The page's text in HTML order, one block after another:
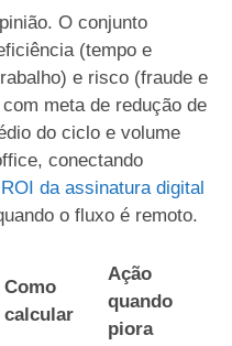
O conjunto
(tempo e
e risco (fraude e
meta de redução de
do ciclo e volume
conectando
ROI da assinatura digital
o fluxo é remoto.
Como
calcular
Ação
quando
piora